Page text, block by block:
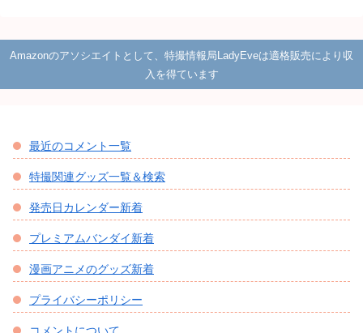
Amazonのアソシエイトとして、特撮情報局LadyEveは適格販売により収
入を得ています
最近のコメント一覧
特撮関連グッズ一覧＆検索
発売日カレンダー新着
プレミアムバンダイ新着
漫画アニメのグッズ新着
プライバシーポリシー